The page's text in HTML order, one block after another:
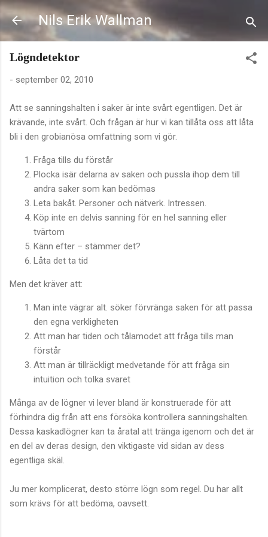
Fortsätt till huvudinnehåll
Nils Erik Wallman
Lögndetektor
- september 02, 2010
Att se sanningshalten i saker är inte svårt egentligen. Det är
krävande, inte svårt. Och frågan är hur vi kan tillåta oss att låta
bli i den grobianösa omfattning som vi gör.
Fråga tills du förstår
Plocka isär delarna av saken och pussla ihop dem till
andra saker som kan bedömas
Leta bakåt. Personer och nätverk. Intressen.
Köp inte en delvis sanning för en hel sanning eller
tvärtom
Känn efter – stämmer det?
Låta det ta tid
Men det kräver att:
Man inte vägrar alt. söker förvränga saken för att passa
den egna verkligheten
Att man har tiden och tålamodet att fråga tills man
förstår
Att man är tillräckligt medvetande för att fråga sin
intuition och tolka svaret
Många av de lögner vi lever bland är konstruerade för att
förhindra dig från att ens försöka kontrollera sanningshalten.
Dessa kaskadlögner kan ta åratal att tränga igenom och det är
en del av deras design, den viktigaste vid sidan av dess
egentliga skäl.
Ju mer komplicerat, desto större lögn som regel. Du har allt
som krävs för att bedöma, oavsett.